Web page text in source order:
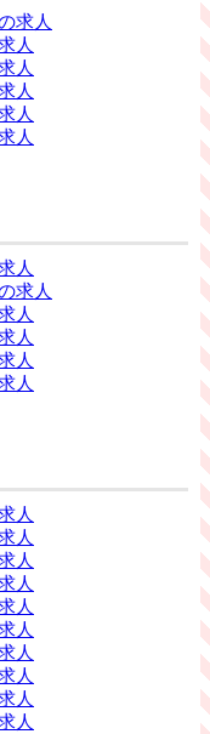
求人
人
人
人
人
人
人
求人
人
人
人
人
人
人
人
人
人
人
人
人
人
人